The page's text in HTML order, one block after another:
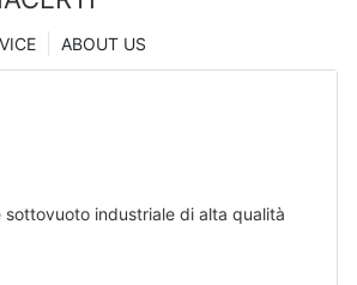
ABOUT US